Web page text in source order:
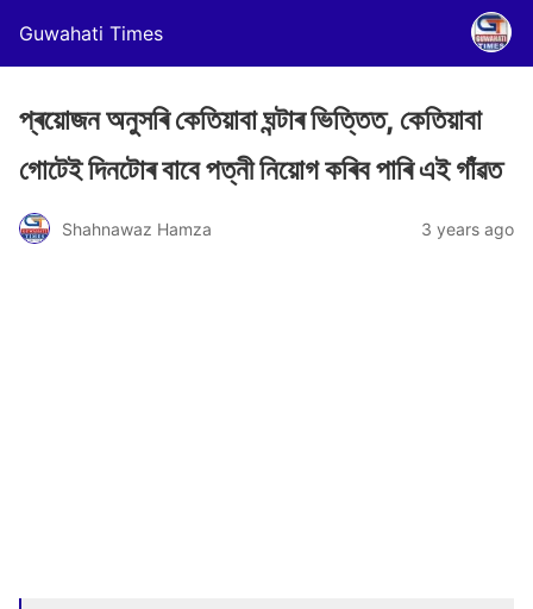
Guwahati Times
প্ৰয়োজন অনুসৰি কেতিয়াবা ঘন্টাৰ ভিত্তিত, কেতিয়াবা
গোটেই দিনটোৰ বাবে পত্নী নিয়োগ কৰিব পাৰি এই‌ গাঁৱত
Shahnawaz Hamza 3 years ago